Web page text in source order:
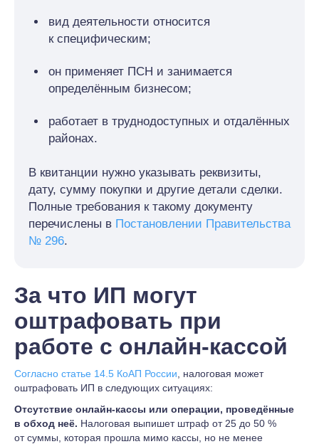
вид деятельности относится
к специфическим;
он применяет ПСН и занимается
определённым бизнесом;
работает в труднодоступных и отдалённых
районах.
В квитанции нужно указывать реквизиты,
дату, сумму покупки и другие детали сделки.
Полные требования к такому документу
перечислены в Постановлении Правительства
№ 296.
За что ИП могут
оштрафовать при
работе с онлайн-кассой
Согласно статье 14.5 КоАП России , налоговая может
оштрафовать ИП в следующих ситуациях:
Отсутствие онлайн-кассы или операции, проведённые
в обход неё. Налоговая выпишет штраф от 25 до 50 %
от суммы, которая прошла мимо кассы, но не менее